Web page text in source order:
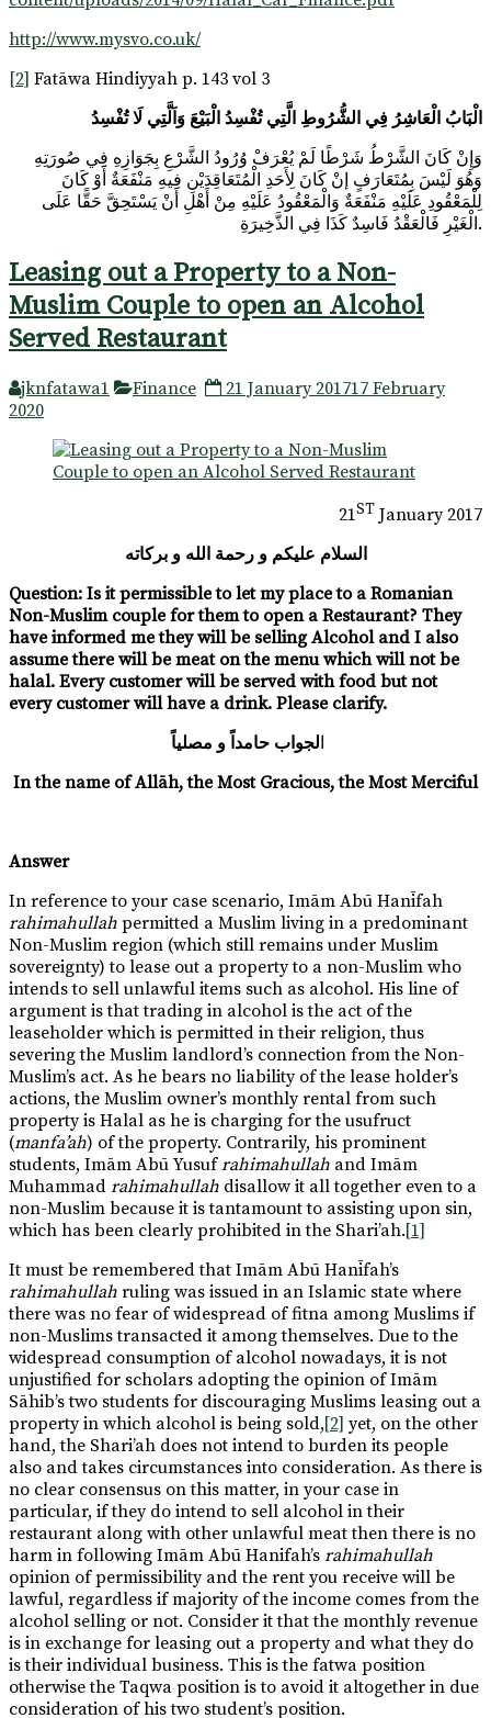
http://www.mysvo.co.uk/
[2] Fatāwa Hindiyyah p. 143 vol 3
الْبَابُ الْعَاشِرُ فِي الشُّرُوطِ الَّتِي تُفْسِدُ الْبَيْعَ وَاَلَّتِي لَا تُفْسِدُ
وَإِنْ كَانَ الشَّرْطُ شَرْطًا لَمْ يُعْرَفْ وُرُودُ الشَّرْعِ بِجَوَازِهِ فِي صُورَتِهِ
وَهُوَ لَيْسَ بِمُتَعَارَفٍ إنْ كَانَ لِأَحَدِ الْمُتَعَاقِدَيْنِ فِيهِ مَنْفَعَةٌ أَوْ كَانَ
لِلْمَعْقُودِ عَلَيْهِ مَنْفَعَةٌ وَالْمَعْقُودُ عَلَيْهِ مِنْ أَهْلِ أَنْ يَسْتَحِقَّ حَقًّا عَلَى
الْغَيْرِ فَالْعَقْدُ فَاسِدٌ كَذَا فِي الذَّخِيرَةِ.
Leasing out a Property to a Non-
Muslim Couple to open an Alcohol
Served Restaurant
jknfatawa1 Finance 21 January 201717 February
2020
21ST January 2017
السلام عليكم و رحمة الله و بركاته
Question: Is it permissible to let my place to a Romanian
Non-Muslim couple for them to open a Restaurant? They
have informed me they will be selling Alcohol and I also
assume there will be meat on the menu which will not be
halal. Every customer will be served with food but not
every customer will have a drink. Please clarify.
الجواب حامداً و مصلياً
In the name of Allāh, the Most Gracious, the Most Merciful
Answer
In reference to your case scenario, Imām Abū Hanīfah
rahimahullah permitted a Muslim living in a predominant
Non-Muslim region (which still remains under Muslim
sovereignty) to lease out a property to a non-Muslim who
intends to sell unlawful items such as alcohol. His line of
argument is that trading in alcohol is the act of the
leaseholder which is permitted in their religion, thus
severing the Muslim landlord’s connection from the Non-
Muslim’s act. As he bears no liability of the lease holder’s
actions, the Muslim owner’s monthly rental from such
property is Halal as he is charging for the usufruct
(manfa’ah) of the property. Contrarily, his prominent
students, Imām Abū Yusufrahimahullah and Imām
Muhammad rahimahullah disallow it all together even to a
non-Muslim because it is tantamount to assisting upon sin,
which has been clearly prohibited in the Shari’ah.[1]
It must be remembered that Imām Abū Hanīfah’s
rahimahullah ruling was issued in an Islamic state where
there was no fear of widespread of fitna among Muslims if
non-Muslims transacted it among themselves. Due to the
widespread consumption of alcohol nowadays, it is not
unjustified for scholars adopting the opinion of Imām
Sāhib’s two students for discouraging Muslims leasing out a
property in which alcohol is being sold,[2] yet, on the other
hand, the Shari’ah does not intend to burden its people
also and takes circumstances into consideration. As there is
no clear consensus on this matter, in your case in
particular, if they do intend to sell alcohol in their
restaurant along with other unlawful meat then there is no
harm in following Imām Abū Hanifah’s rahimahullah
opinion of permissibility and the rent you receive will be
lawful, regardless if majority of the income comes from the
alcohol selling or not. Consider it that the monthly revenue
is in exchange for leasing out a property and what they do
is their individual business. This is the fatwa position
otherwise the Taqwa position is to avoid it altogether in due
consideration of his two student’s position.